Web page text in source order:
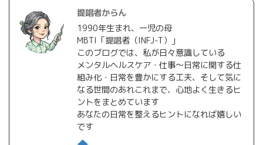
提唱者からん
1990年生まれ、一児の母
MBTI「提唱者（INFJ-T）」
このブログでは、私が日々意識している
メンタルヘルスケア・仕事〜日常に関する仕
組み化・日常を豊かにする工夫、そして気に
なる世間のあれこれまで、心地よく生きるヒ
ントをまとめています
あなたの日常を整えるヒントになれば嬉しい
です